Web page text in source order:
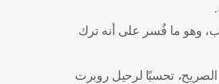
وهو ما فُسر على أنه ترك
المهاجم الصريح، تحسبًا لرحيل روبرت